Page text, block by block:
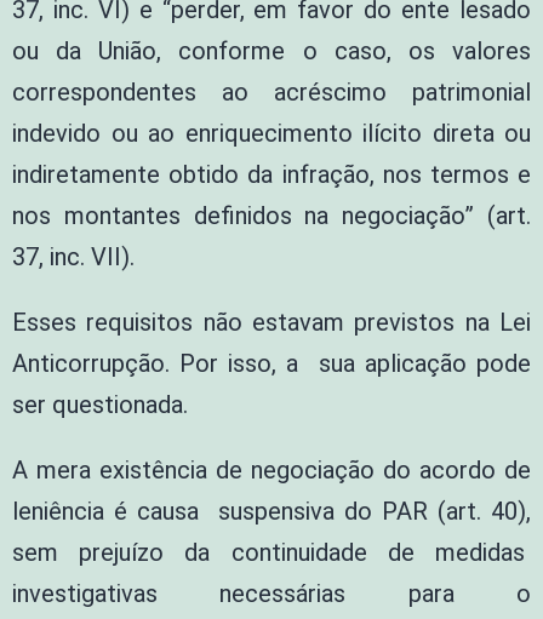
37, inc. VI) e “perder, em favor do ente lesado
ou da União, conforme o caso, os valores
correspondentes ao acréscimo patrimonial
indevido ou ao enriquecimento ilícito direta ou
indiretamente obtido da infração, nos termos e
nos montantes definidos na negociação” (art.
37, inc. VII).
Esses requisitos não estavam previstos na Lei
Anticorrupção. Por isso, a sua aplicação pode
ser questionada.
A mera existência de negociação do acordo de
leniência é causa suspensiva do PAR (art. 40),
sem prejuízo da continuidade de medidas
investigativas necessárias para o